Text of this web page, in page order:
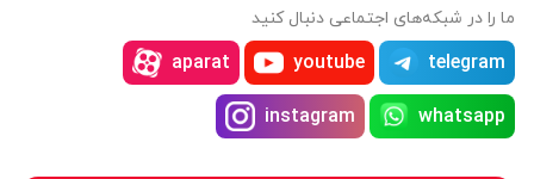
ما را در شبکه‌های اجتماعی دنبال کنید
telegram
youtube
aparat
whatsapp
instagram